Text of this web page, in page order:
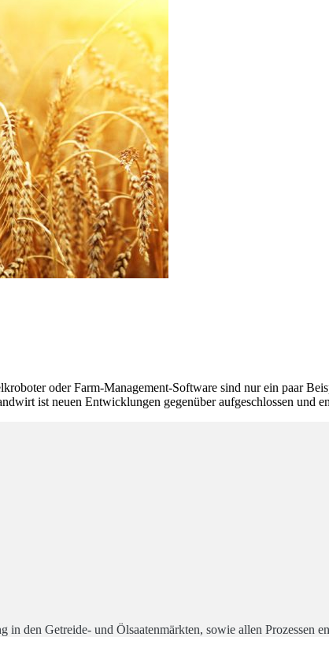
oder Farm-Management-Software sind nur ein paar
ist neuen Entwicklungen gegenüber aufgeschlossen und
den Getreide- und Ölsaatenmärkten, sowie allen Prozessen